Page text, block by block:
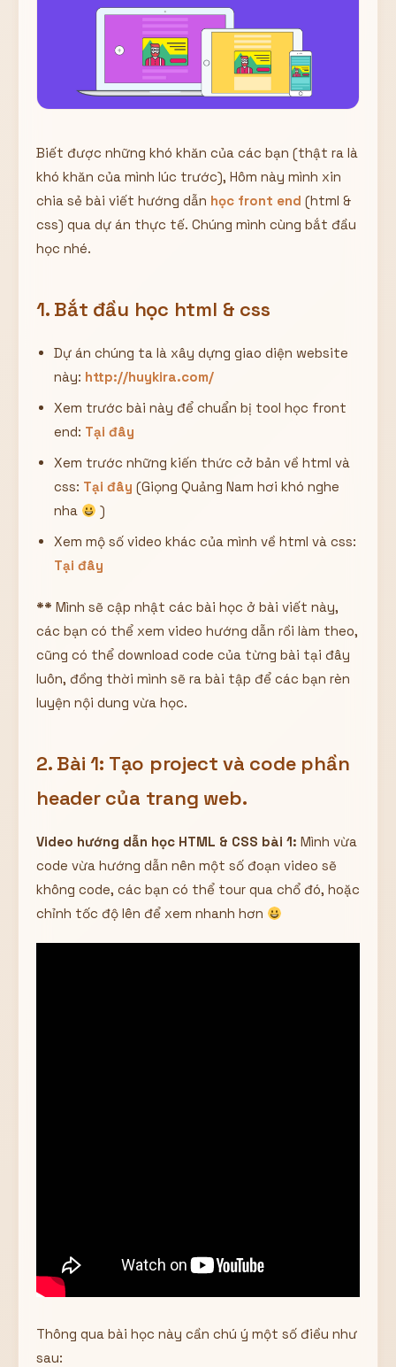
Biết được những khó khăn của các bạn (thật ra là
khó khăn của mình lúc trước), Hôm này mình xin
chia sẻ bài viết hướng dẫn học front end (html &
css) qua dự án thực tế. Chúng mình cùng bắt đầu
học nhé.
1. Bắt đầu học html & css
Dự án chúng ta là xây dựng giao diện website
này: http://huykira.com/
Xem trước bài này để chuẩn bị tool học front
end: Tại đây
Xem trước những kiến thức cở bản về html và
css: Tại đây (Giọng Quảng Nam hơi khó nghe
nha
)
Xem mộ số video khác của mình về html và css:
Tại đây
** Mình sẽ cập nhật các bài học ở bài viết này,
các bạn có thể xem video hướng dẫn rồi làm theo,
cũng có thể download code của từng bài tại đây
luôn, đồng thời mình sẽ ra bài tập để các bạn rèn
luyện nội dung vừa học.
2. Bài 1: Tạo project và code phần
header của trang web.
Video hướng dẫn học HTML & CSS bài 1: Mình vừa
code vừa hướng dẫn nên một số đoạn video sẽ
không code, các bạn có thể tour qua chổ đó, hoặc
chỉnh tốc độ lên để xem nhanh hơn
Thông qua bài học này cần chú ý một số điều như
sau: